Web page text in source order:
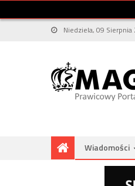
Niedziela, 09 Sierpnia
Wiadomości